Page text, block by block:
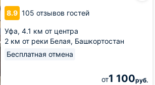
8.9 105 отзывов гостей
Уфа, 4.1 км от центра
2 км от реки Белая, Башкортостан
Бесплатная отмена
от1 100руб.